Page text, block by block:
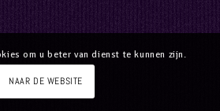
om u beter van dienst te kunnen zijn.
NAAR DE WEBSITE